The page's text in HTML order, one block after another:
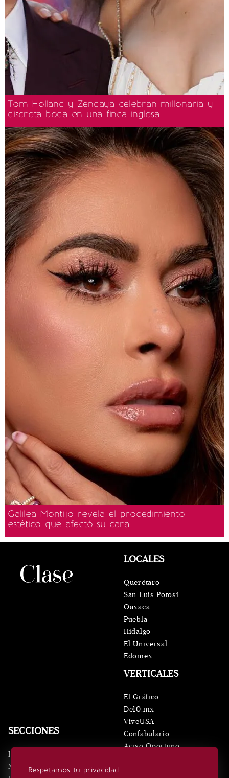
Tom Holland y Zendaya celebran millonaria y
discreta boda en una finca inglesa
Galilea Montijo revela el procedimiento
estético que afectó su cara
Respetamos tu privacidad
SECCIONES
Inicio
Noticias
VERTICALES
El Gráfico
De10.mx
ViveUSA
Confabulario
Aviso Oportuno
LOCALES
Querétaro
San Luis Potosí
Oaxaca
Puebla
Hidalgo
El Universal
Edomex